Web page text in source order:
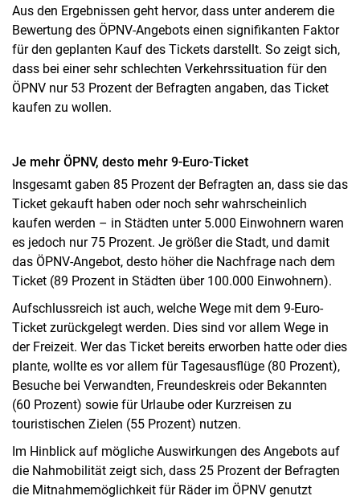
Aus den Ergebnissen geht hervor, dass unter anderem die
Bewertung des ÖPNV-Angebots einen signifikanten Faktor
für den geplanten Kauf des Tickets darstellt. So zeigt sich,
dass bei einer sehr schlechten Verkehrssituation für den
ÖPNV nur 53 Prozent der Befragten angaben, das Ticket
kaufen zu wollen.
Je mehr ÖPNV, desto mehr 9-Euro-Ticket
Insgesamt gaben 85 Prozent der Befragten an, dass sie das
Ticket gekauft haben oder noch sehr wahrscheinlich
kaufen werden – in Städten unter 5.000 Einwohnern waren
es jedoch nur 75 Prozent. Je größer die Stadt, und damit
das ÖPNV-Angebot, desto höher die Nachfrage nach dem
Ticket (89 Prozent in Städten über 100.000 Einwohnern).
Aufschlussreich ist auch, welche Wege mit dem 9-Euro-
Ticket zurückgelegt werden. Dies sind vor allem Wege in
der Freizeit. Wer das Ticket bereits erworben hatte oder dies
plante, wollte es vor allem für Tagesausflüge (80 Prozent),
Besuche bei Verwandten, Freundeskreis oder Bekannten
(60 Prozent) sowie für Urlaube oder Kurzreisen zu
touristischen Zielen (55 Prozent) nutzen.
Im Hinblick auf mögliche Auswirkungen des Angebots auf
die Nahmobilität zeigt sich, dass 25 Prozent der Befragten
die Mitnahmemöglichkeit für Räder im ÖPNV genutzt